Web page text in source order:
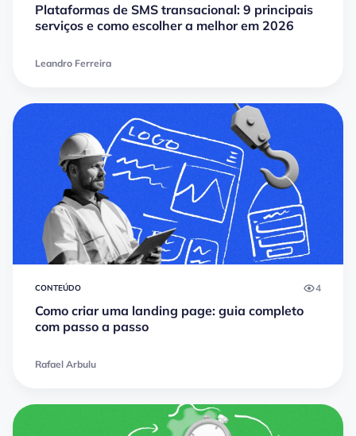
Plataformas de SMS transacional: 9 principais
serviços e como escolher a melhor em 2026
Leandro Ferreira
CONTEÚDO 4
Como criar uma landing page: guia completo
com passo a passo
Rafael Arbulu